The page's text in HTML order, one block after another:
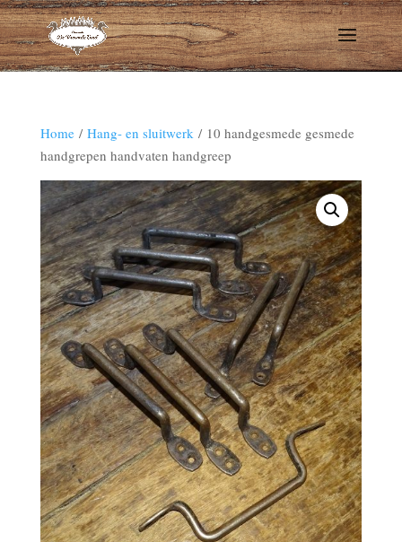
Home/ Hang- en sluitwerk/ 10 handgesmede gesmede
handgrepen handvaten handgreep